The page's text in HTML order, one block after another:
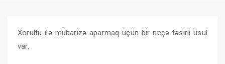
Xorultu ilə mübarizə aparmaq üçün bir neçə təsirli üsul
var.